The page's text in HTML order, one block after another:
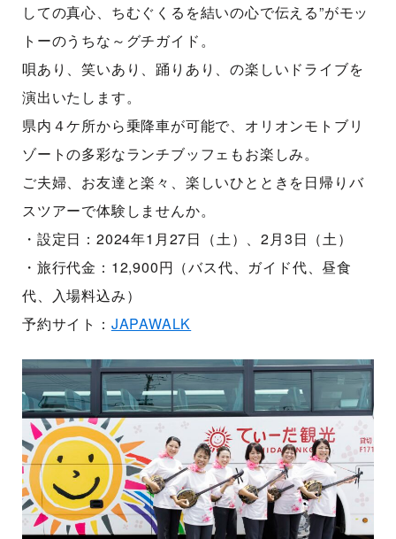
しての真心、ちむぐくるを結いの心で伝える”がモッ
トーのうちな～グチガイド。
唄あり、笑いあり、踊りあり、の楽しいドライブを
演出いたします。
県内４ケ所から乗降車が可能で、オリオンモトブリ
ゾートの多彩なランチブッフェもお楽しみ。
ご夫婦、お友達と楽々、楽しいひとときを日帰りバ
スツアーで体験しませんか。
・設定日：2024年1月27日（土）、2月3日（土）
・旅行代金：12,900円（バス代、ガイド代、昼食
代、入場料込み）
予約サイト： JAPAWALK